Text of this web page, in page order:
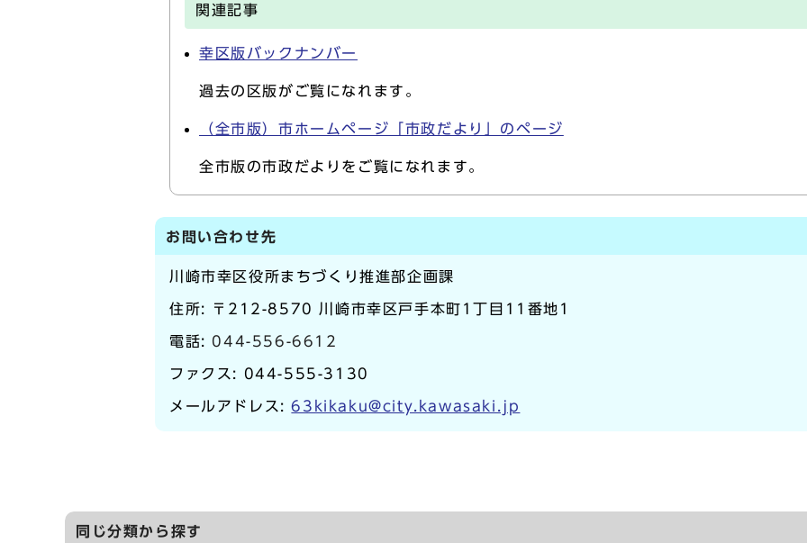
関連記事
幸区版バックナンバー
過去の区版がご覧になれます。
（全市版）市ホームページ「市政だより」のページ
全市版の市政だよりをご覧になれます。
お問い合わせ先
川崎市幸区役所まちづくり推進部企画課
住所: 〒212-8570 川崎市幸区戸手本町1丁目11番地1
電話: 044-556-6612
ファクス: 044-555-3130
メールアドレス:63kikaku@city.kawasaki.jp
同じ分類から探す